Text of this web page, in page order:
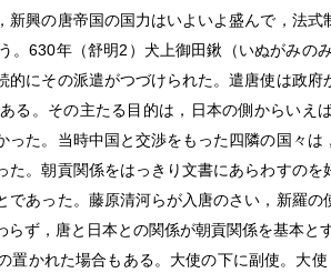
新興の唐帝国の国力はいよいよ盛んで，法
。630年（舒明2）犬上御田鍬（いぬがみの
にその派遣がつづけられた。遣唐使は政
る。その主たる目的は，日本の側からいえ
た。当時中国と交渉をもった四隣の国々
。朝貢関係をはっきり文書にあらわすの
あった。藤原清河らが入唐のさい，新羅
ず，唐と日本との関係が朝貢関係を基本と
かれた場合もある。大使の下に副使。大